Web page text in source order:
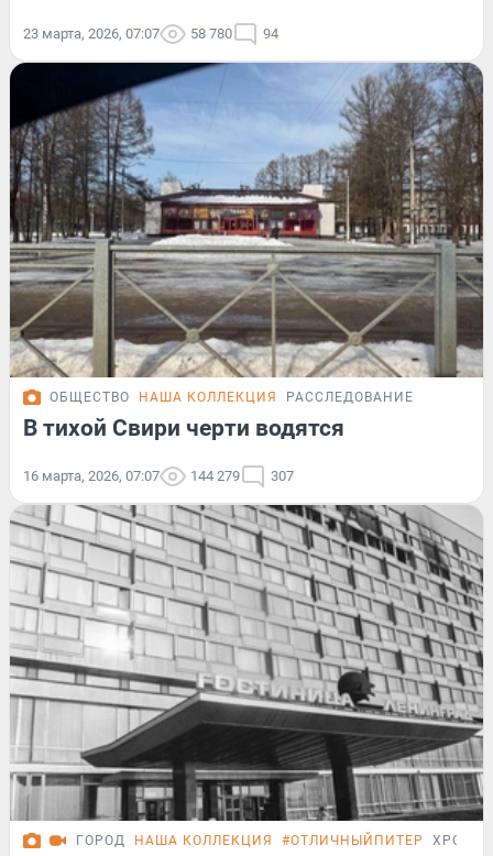
23 марта, 2026, 07:07 58 780 94
ОБЩЕСТВО НАША КОЛЛЕКЦИЯ РАССЛЕДОВАНИЕ
В тихой Свири черти водятся
16 марта, 2026, 07:07 144 279 307
ГОРОД НАША КОЛЛЕКЦИЯ #ОТЛИЧНЫЙПИТЕР